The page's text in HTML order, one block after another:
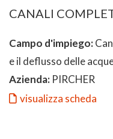
CANALI
Campo d'impiego:
e il deflusso delle
Azienda: PIRCHER
visualizza scheda